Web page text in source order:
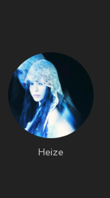
Heize